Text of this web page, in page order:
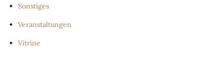
Sonstiges
Veranstaltungen
Vitrine